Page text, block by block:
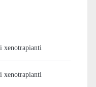
xenotrapianti
xenotrapianti